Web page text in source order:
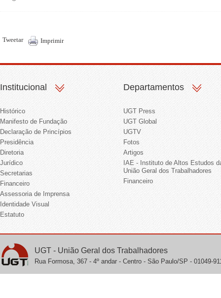
Tweetar Imprimir
Institucional
Histórico
Manifesto de Fundação
Declaração de Princípios
Presidência
Diretoria
Jurídico
Secretarias
Financeiro
Assessoria de Imprensa
Identidade Visual
Estatuto
Departamentos
UGT Press
UGT Global
UGTV
Fotos
Artigos
IAE - Instituto de Altos Estudos
União Geral dos Trabalhadores
Financeiro
UGT - União Geral dos Trabalhadores
Rua Formosa, 367 - 4º andar - Centro - São Paulo/SP - 01049-